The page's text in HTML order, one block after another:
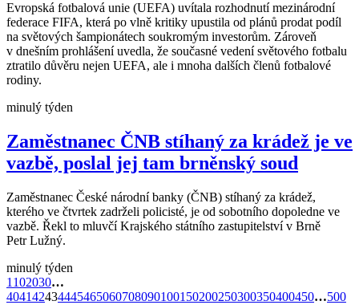
Evropská fotbalová unie (UEFA) uvítala rozhodnutí mezinárodní
federace FIFA, která po vlně kritiky upustila od plánů prodat podíl
na světových šampionátech soukromým investorům. Zároveň
v dnešním prohlášení uvedla, že současné vedení světového fotbalu
ztratilo důvěru nejen UEFA, ale i mnoha dalších členů fotbalové
rodiny.
minulý týden
Zaměstnanec ČNB stíhaný za krádež je ve
vazbě, poslal jej tam brněnský soud
Zaměstnanec České národní banky (ČNB) stíhaný za krádež,
kterého ve čtvrtek zadrželi policisté, je od sobotního dopoledne ve
vazbě. Řekl to mluvčí Krajského státního zastupitelství v Brně
Petr Lužný.
minulý týden
1 102030…
404142434445465060708090100150200250300350400450…500